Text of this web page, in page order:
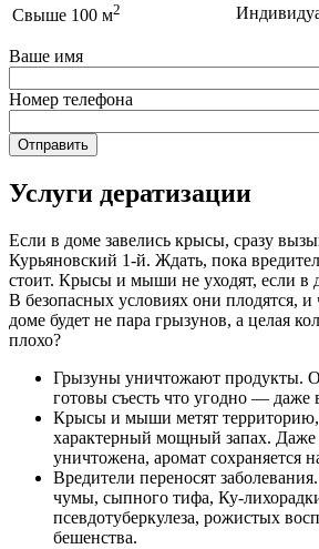
Свыше 100 м2
Ваше имя
Номер телефона
Услуги дератизации
Если в доме завелись крысы, сразу
Курьяновский 1-й. Ждать, пока
стоит. Крысы и мыши не уходят, если в
В безопасных условиях они плодятся, и
доме будет не пара грызунов, а целая
плохо?
Грызуны уничтожают продукты.
готовы съесть что угодно — даже
Крысы и мыши метят территорию,
характерный мощный запах. Даже
уничтожена, аромат сохраняется
Вредители переносят
чумы, сыпного тифа, Ку-
псевдотуберкулеза, рожистых
бешенства.